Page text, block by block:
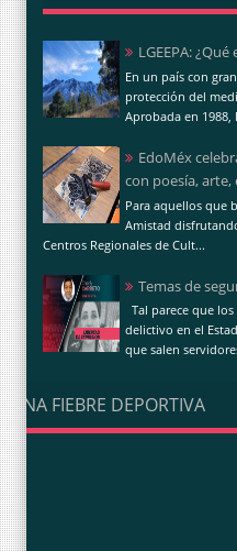
LGEEPA:
En un país con
protección del
Aprobada en 1988,
EdoMéx
con poesía,
Para aquellos que
Amistad
Centros Regionales de Cult...
Temas de
Tal parece que
delictivo en el
que salen
UNA FIEBRE DEPORTIVA